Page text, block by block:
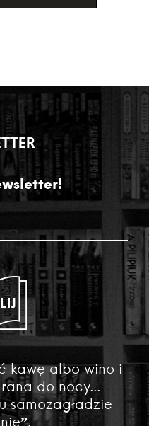
kawę albo wino i
do nocy...
samozagładzie